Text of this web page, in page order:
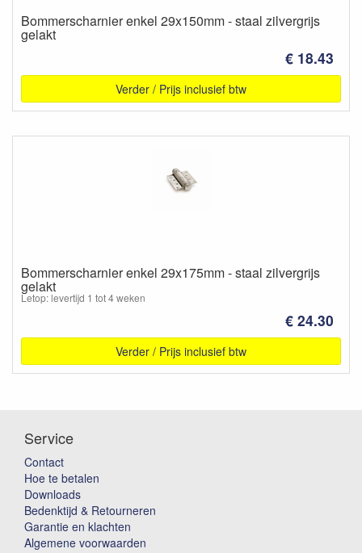
Bommerscharnier enkel 29x150mm - staal zilvergrijs
gelakt
€ 18.43
Verder / Prijs inclusief btw
Bommerscharnier enkel 29x175mm - staal zilvergrijs
gelakt
Letop: levertijd 1 tot 4 weken
€ 24.30
Verder / Prijs inclusief btw
Service
Contact
Hoe te betalen
Downloads
Bedenktijd & Retourneren
Garantie en klachten
Algemene voorwaarden